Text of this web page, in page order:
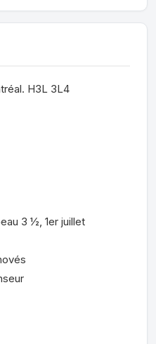
H3L 3L4
3 ½, 1er juillet